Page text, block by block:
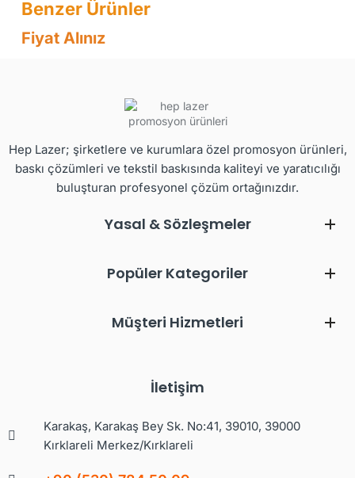
Fiyat Alınız
Hep Lazer; şirketlere ve kurumlara özel promosyon ürünleri,
baskı çözümleri ve tekstil baskısında kaliteyi ve yaratıcılığı
buluşturan profesyonel çözüm ortağınızdır.
Yasal & Sözleşmeler
Popüler Kategoriler
Müşteri Hizmetleri
İletişim
Karakaş, Karakaş Bey Sk. No:41, 39010, 39000
Kırklareli Merkez/Kırklareli